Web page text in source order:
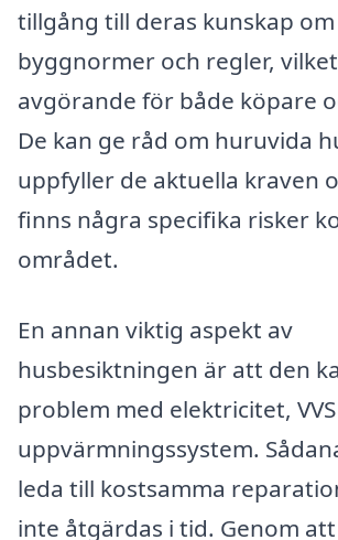
tillgång till deras kunskap
byggnormer och regler,
avgörande för både köpare
De kan ge råd om huruvida
uppfyller de aktuella kraven
finns några specifika risker
området.
En annan viktig aspekt av
husbesiktningen är att den
problem med elektricitet,
uppvärmningssystem.
leda till kostsamma
inte åtgärdas i tid. Genom